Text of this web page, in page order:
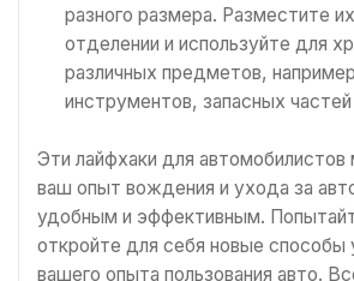
разного размера. Разместите
отделении и используйте для
различных предметов,
инструментов, запасных частей
Эти лайфхаки для автомобилистов
ваш опыт вождения и ухода за
удобным и эффективным.
откройте для себя новые способы
вашего опыта пользования авто.